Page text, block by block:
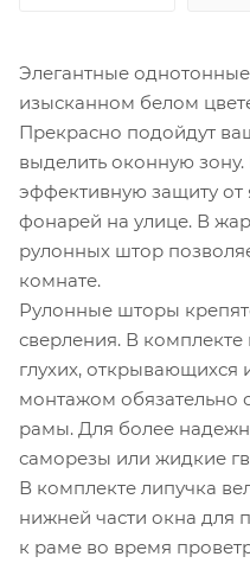
Элегантные
изысканном белом
Прекрасно подойдут
выделить оконную
эффективную защиту от
фонарей на улице. В
рулонных штор
комнате.
Рулонные шторы
сверления. В
глухих, открывающихся
монтажом обязательно
рамы. Для более
саморезы или жидкие
В комплекте липучка
нижней части окна для
к раме во время